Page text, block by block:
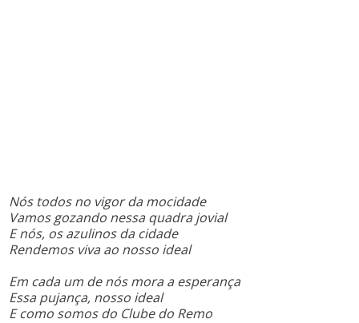
Nós todos no vigor da mocidade
Vamos gozando nessa quadra jovial
E nós, os azulinos da cidade
Rendemos viva ao nosso ideal
Em cada um de nós mora a esperança
Essa pujança, nosso ideal
E como somos do Clube do Remo